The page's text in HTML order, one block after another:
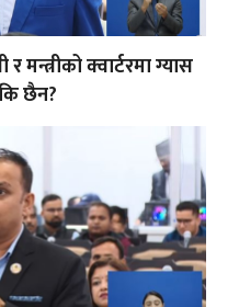
र मन्त्रीको क्वार्टरमा ग्यास
छैन?